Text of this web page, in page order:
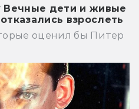
Вечные дети и живые
взрослеть
оценил бы Питер